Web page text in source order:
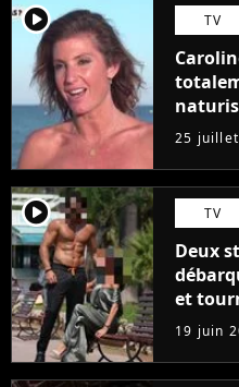
player2 TV
25
player2 TV
Deux
et
(exclu)
19 juin